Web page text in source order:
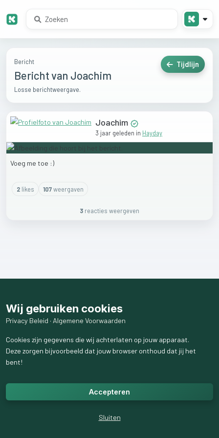
Bericht
Bericht van Joachim
Losse berichtweergave.
Tijdlijn
Joachim
3 jaar geleden in Hayday
Voeg me toe :)
2likes 107weergaven
3 reacties weergeven
Wij gebruiken cookies
Privacy Beleid · Algemene Voorwaarden
Cookies zijn gegevens die wij achterlaten op jouw apparaat.
Deze zorgen bijvoorbeeld dat jouw browser onthoud dat jij het
bent!
Accepteren
Sluiten